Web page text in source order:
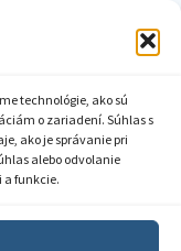
technológie, ako sú
o zariadení. Súhlas s
ako je správanie pri
alebo odvolanie
a funkcie.